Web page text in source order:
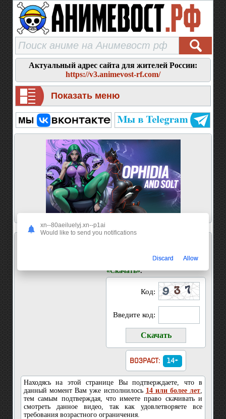
Актуальный адрес сайта для жителей России:
https://v3.animevost-rf.com/
Показать меню
Введите код показанный на
картинке и нажмите кнопку
«Скачать».
Код:
Введите код:
ВОЗРАСТ: 14+
Находясь на этой странице Вы подтверждаете, что в
данный момент Вам уже исполнилось 14 или более лет,
тем самым подтверждая, что имеете право скачивать и
смотреть данное видео, так как удовлетворяете все
требования возрастного ограничения.
xn--80aeiluelyj.xn--p1ai
Would like to send you notifications
Discard Allow